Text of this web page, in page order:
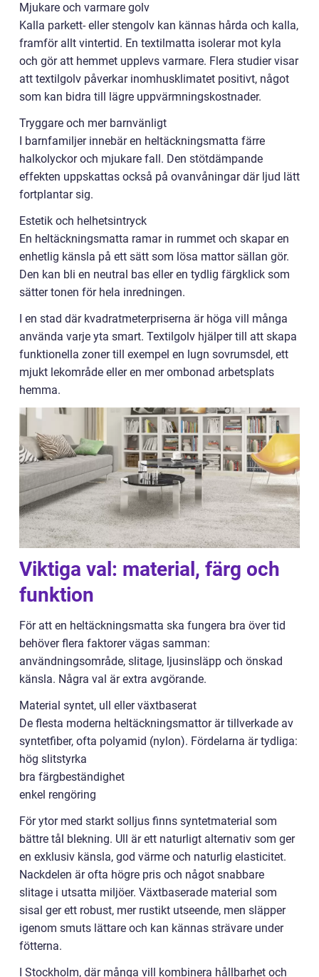
Mjukare och varmare golv
Kalla parkett- eller stengolv kan kännas hårda och kalla,
framför allt vintertid. En textilmatta isolerar mot kyla
och gör att hemmet upplevs varmare. Flera studier visar
att textilgolv påverkar inomhusklimatet positivt, något
som kan bidra till lägre uppvärmningskostnader.
Tryggare och mer barnvänligt
I barnfamiljer innebär en heltäckningsmatta färre
halkolyckor och mjukare fall. Den stötdämpande
effekten uppskattas också på ovanvåningar där ljud lätt
fortplantar sig.
Estetik och helhetsintryck
En heltäckningsmatta ramar in rummet och skapar en
enhetlig känsla på ett sätt som lösa mattor sällan gör.
Den kan bli en neutral bas eller en tydlig färgklick som
sätter tonen för hela inredningen.
I en stad där kvadratmeterpriserna är höga vill många
använda varje yta smart. Textilgolv hjälper till att skapa
funktionella zoner till exempel en lugn sovrumsdel, ett
mjukt lekområde eller en mer ombonad arbetsplats
hemma.
Viktiga val: material, färg och
funktion
För att en heltäckningsmatta ska fungera bra över tid
behöver flera faktorer vägas samman:
användningsområde, slitage, ljusinsläpp och önskad
känsla. Några val är extra avgörande.
Material syntet, ull eller växtbaserat
De flesta moderna heltäckningsmattor är tillverkade av
syntetfiber, ofta polyamid (nylon). Fördelarna är tydliga:
hög slitstyrka
bra färgbeständighet
enkel rengöring
För ytor med starkt solljus finns syntetmaterial som
bättre tål blekning. Ull är ett naturligt alternativ som ger
en exklusiv känsla, god värme och naturlig elasticitet.
Nackdelen är ofta högre pris och något snabbare
slitage i utsatta miljöer. Växtbaserade material som
sisal ger ett robust, mer rustikt utseende, men släpper
igenom smuts lättare och kan kännas strävare under
fötterna.
I Stockholm, där många vill kombinera hållbarhet och